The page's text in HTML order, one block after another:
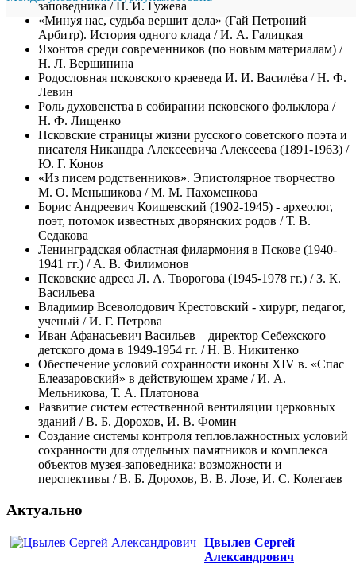
заповедника / Н. И. Гужева
«Минуя нас, судьба вершит дела» (Гай Петроний
Арбитр). История одного клада / И. А. Галицкая
Яхонтов среди современников (по новым материалам) /
Н. Л. Вершинина
Родословная псковского краеведа И. И. Василёва / Н. Ф.
Левин
Роль духовенства в собирании псковского фольклора /
Н. Ф. Лищенко
Псковские страницы жизни русского советского поэта и
писателя Никандра Алексеевича Алексеева (1891-1963) /
Ю. Г. Конов
«Из писем родственников». Эпистолярное творчество
М. О. Меньшикова / М. М. Пахоменкова
Борис Андреевич Коишевский (1902-1945) - археолог,
поэт, потомок известных дворянских родов / Т. В.
Седакова
Ленинградская областная филармония в Пскове (1940-
1941 гг.) / А. В. Филимонов
Псковские адреса Л. А. Творогова (1945-1978 гг.) / З. К.
Васильева
Владимир Всеволодович Крестовский - хирург, педагог,
ученый / И. Г. Петрова
Иван Афанасьевич Васильев – директор Себежского
детского дома в 1949-1954 гг. / Н. В. Никитенко
Обеспечение условий сохранности иконы XIV в. «Спас
Елеазаровский» в действующем храме / И. А.
Мельникова, Т. А. Платонова
Развитие систем естественной вентиляции церковных
зданий / В. Б. Дорохов, И. В. Фомин
Создание системы контроля тепловлажностных условий
сохранности для отдельных памятников и комплекса
объектов музея-заповедника: возможности и
перспективы / В. Б. Дорохов, В. В. Лозе, И. С. Колегаев
Актуально
Цвылев Сергей
Александрович